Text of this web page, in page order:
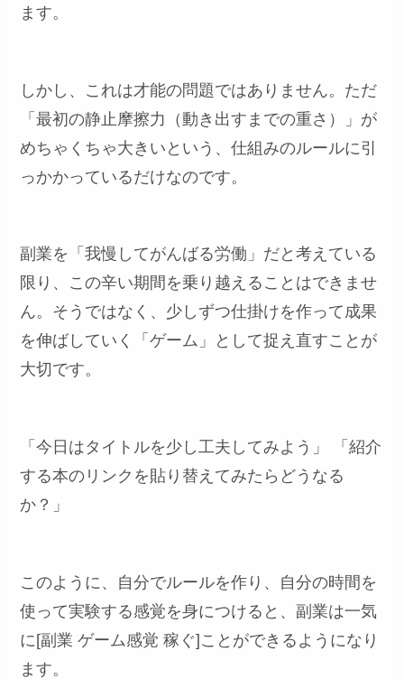
ます。
しかし、これは才能の問題ではありません。ただ
「最初の静止摩擦力（動き出すまでの重さ）」が
めちゃくちゃ大きいという、仕組みのルールに引
っかかっているだけなのです。
副業を「我慢してがんばる労働」だと考えている
限り、この辛い期間を乗り越えることはできませ
ん。そうではなく、少しずつ仕掛けを作って成果
を伸ばしていく「ゲーム」として捉え直すことが
大切です。
「今日はタイトルを少し工夫してみよう」 「紹介
する本のリンクを貼り替えてみたらどうなる
か？」
このように、自分でルールを作り、自分の時間を
使って実験する感覚を身につけると、副業は一気
に[副業 ゲーム感覚 稼ぐ]ことができるようになり
ます。